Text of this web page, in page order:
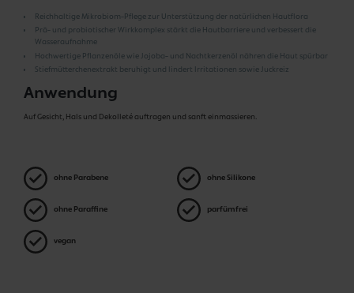
Reichhaltige Mikrobiom-Pflege zur Unterstützung der natürlichen Hautflora
Prä- und probiotischer Wirkkomplex stärkt die Hautbarriere und verbessert die
Wasseraufnahme
Hochwertige Pflanzenöle wie Jojoba- und Nachtkerzenöl nähren die Haut spürbar
Stiefmütterchenextrakt beruhigt und lindert Irritationen sowie Juckreiz
Anwendung
Auf Gesicht, Hals und Dekolleté auftragen und sanft einmassieren.
ohne Parabene ohne Silikone
ohne Paraffine parfümfrei
vegan